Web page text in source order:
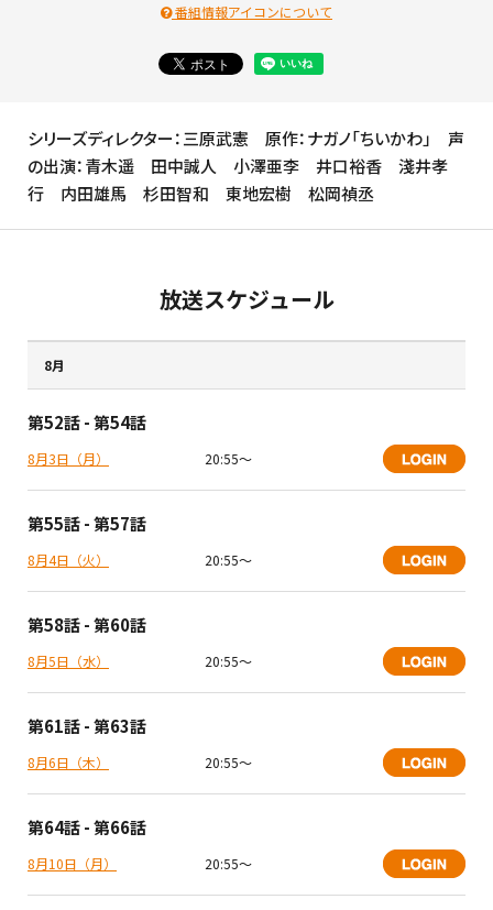
番組情報アイコンについて
シリーズディレクター：三原武憲 原作：ナガノ「ちいかわ」 声
の出演：青木遥 田中誠人 小澤亜李 井口裕香 淺井孝
行 内田雄馬 杉田智和 東地宏樹 松岡禎丞
放送スケジュール
8月
第52話 - 第54話
8月3日（月） 20:55〜
第55話 - 第57話
8月4日（火） 20:55〜
第58話 - 第60話
8月5日（水） 20:55〜
第61話 - 第63話
8月6日（木） 20:55〜
第64話 - 第66話
8月10日（月） 20:55〜